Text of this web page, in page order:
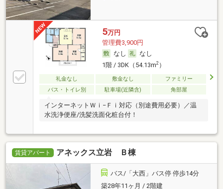
5万円
管理費3,900円
なし
なし
1階 / 3DK（54.13m2）
礼金なし 敷金なし
ファミリー
バス・トイレ別
駐車場(近隣含) 角部屋
インターネットＷｉ−Ｆｉ対応（別途費用必要）／温
水洗浄便座/洗髪洗面化粧台付！
賃貸アパート アネックス立岩 Ｂ棟
バス/「大西」バス停 停歩14分
築28年11ヶ月 / 2階建